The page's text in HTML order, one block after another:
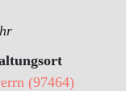
(97464)